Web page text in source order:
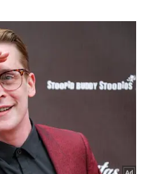
Tyrannosaurus rex foram
Evolutionnumber9 /
Commons / Field Museum
presas com a boca
mais eficiente. A
perfeitamente para
extremas desses
listados a seguir
desse poderoso